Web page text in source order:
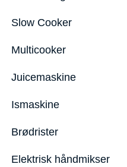
Slow Cooker
Multicooker
Juicemaskine
Ismaskine
Brødrister
Elektrisk håndmikser